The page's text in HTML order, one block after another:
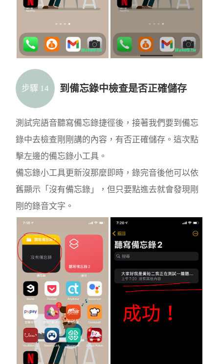
步驟 14 到備忘錄中檢查是否正確儲存
測試完語音聽寫備忘錄捷徑後，接著我們要到備忘
錄中去檢查剛剛講的內容，有否正確儲存。這次點
擊左邊的備忘錄小工具。
備忘錄小工具更新沒那麼即時，錄完音後他可以依
舊顯示「沒有備忘錄」，但只要點進去就會發現剛
剛的錄音文字。